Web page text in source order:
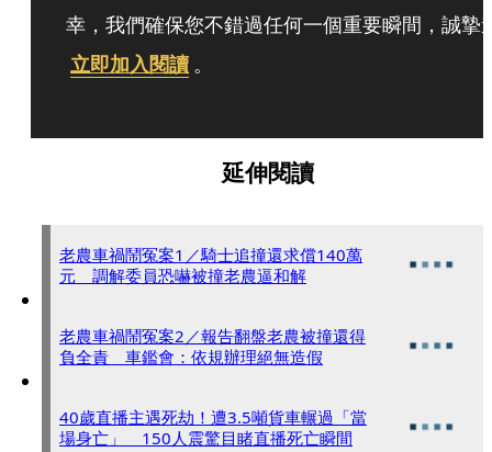
幸，我們確保您不錯過任何一個重要瞬間，誠摯
立即加入閱讀 。
延伸閱讀
老農車禍鬧冤案1／騎士追撞還求償140萬
元 調解委員恐嚇被撞老農逼和解
老農車禍鬧冤案2／報告翻盤老農被撞還得
負全責 車鑑會：依規辦理絕無造假
40歲直播主遇死劫！遭3.5噸貨車輾過「當
場身亡」 150人震驚目睹直播死亡瞬間